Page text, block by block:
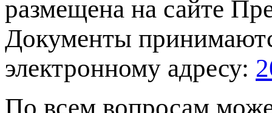
размещена на сайте
Документы
электронному адресу:
По всем вопросам